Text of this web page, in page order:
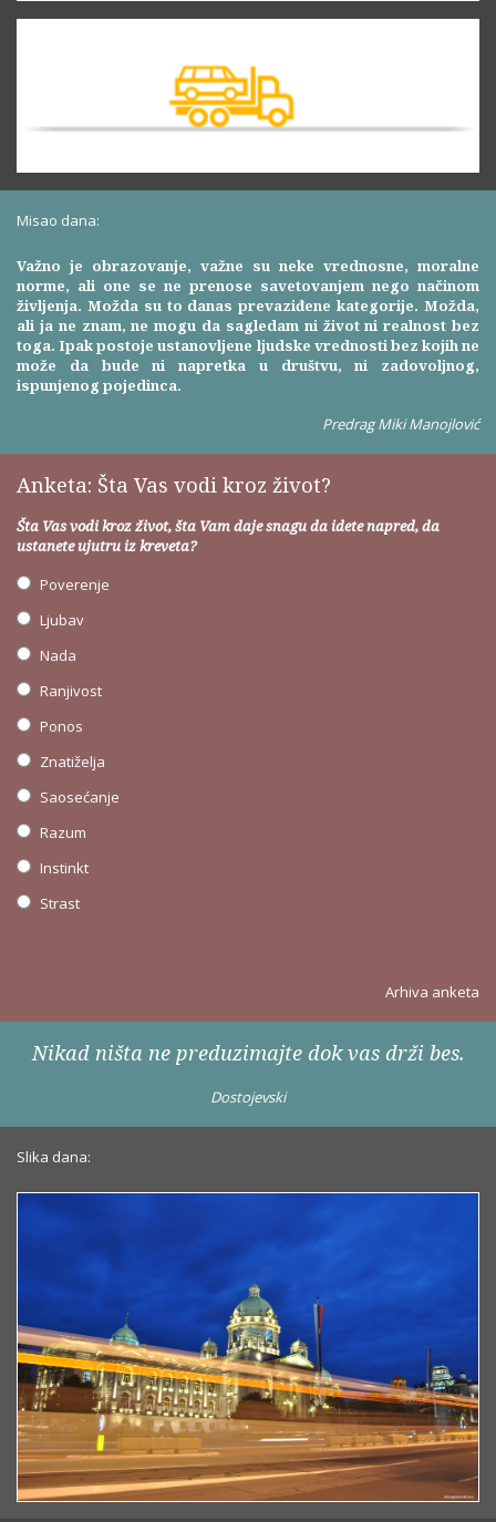
Misao dana:
Važno je obrazovanje, važne su neke vrednosne, moralne
norme, ali one se ne prenose savetovanjem nego načinom
življenja. Možda su to danas prevaziđene kategorije. Možda,
ali ja ne znam, ne mogu da sagledam ni život ni realnost bez
toga. Ipak postoje ustanovljene ljudske vrednosti bez kojih ne
može da bude ni napretka u društvu, ni zadovoljnog,
ispunjenog pojedinca.
Predrag Miki Manojlović
Anketa: Šta Vas vodi kroz život?
Šta Vas vodi kroz život, šta Vam daje snagu da idete napred, da
ustanete ujutru iz kreveta?
Poverenje
Ljubav
Nada
Ranjivost
Ponos
Znatiželja
Saosećanje
Razum
Instinkt
Strast
Arhiva anketa
Nikad ništa ne preduzimajte dok vas drži bes.
Dostojevski
Slika dana: